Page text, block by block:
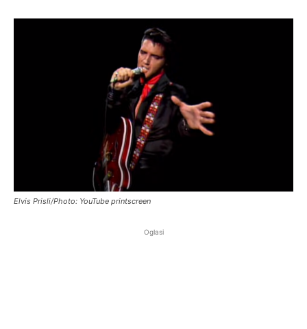
Elvis Prisli/Photo: YouTube printscreen
Oglasi